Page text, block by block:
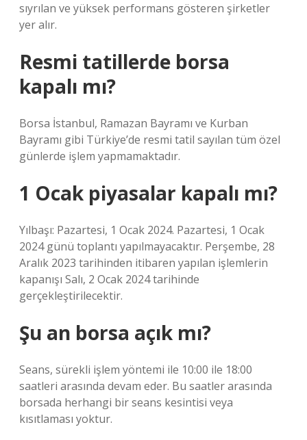
sıyrılan ve yüksek performans gösteren şirketler
yer alır.
Resmi tatillerde borsa
kapalı mı?
Borsa İstanbul, Ramazan Bayramı ve Kurban
Bayramı gibi Türkiye’de resmi tatil sayılan tüm özel
günlerde işlem yapmamaktadır.
1 Ocak piyasalar kapalı mı?
Yılbaşı: Pazartesi, 1 Ocak 2024. Pazartesi, 1 Ocak
2024 günü toplantı yapılmayacaktır. Perşembe, 28
Aralık 2023 tarihinden itibaren yapılan işlemlerin
kapanışı Salı, 2 Ocak 2024 tarihinde
gerçekleştirilecektir.
Şu an borsa açık mı?
Seans, sürekli işlem yöntemi ile 10:00 ile 18:00
saatleri arasında devam eder. Bu saatler arasında
borsada herhangi bir seans kesintisi veya
kısıtlaması yoktur.